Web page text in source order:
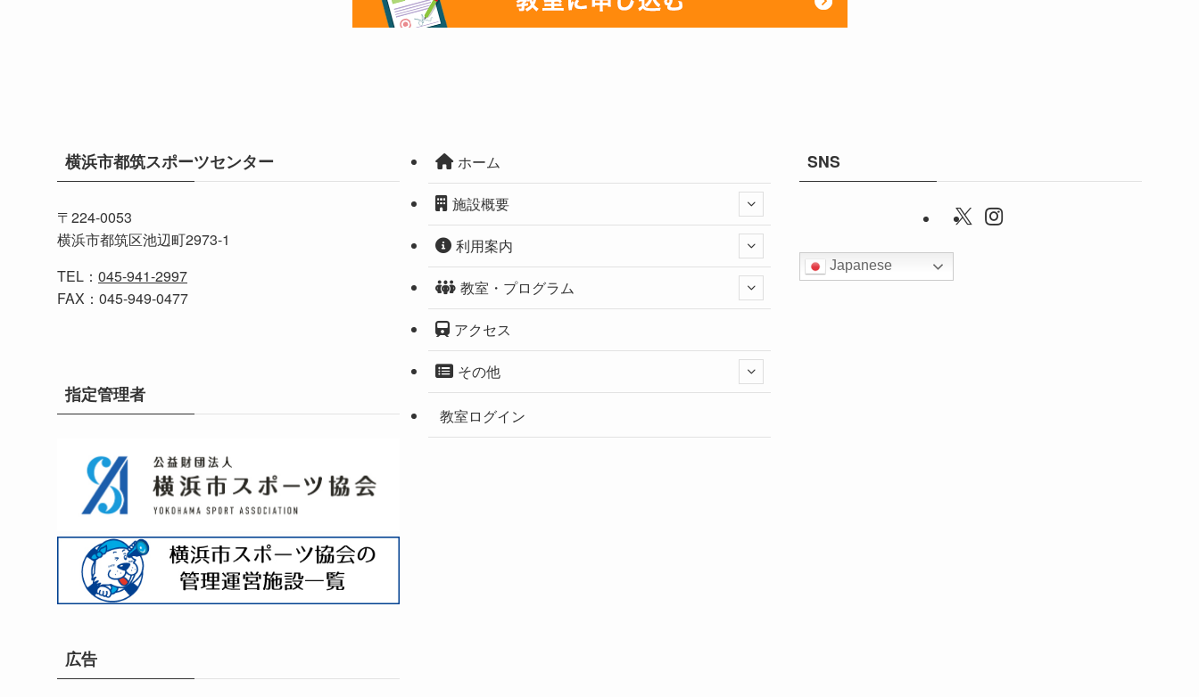
横浜市都筑スポーツセンター
〒224-0053
横浜市都筑区池辺町2973-1
TEL： 045-941-2997
FAX：045-949-0477
指定管理者
広告
ホーム
施設概要
利用案内
教室・プログラム
アクセス
その他
教室ログイン
SNS
Japanese